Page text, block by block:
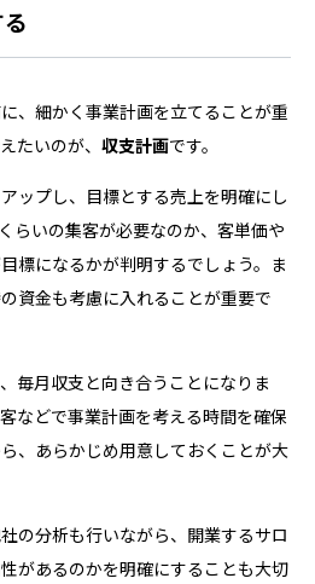
、細かく事業計画を立てることが重
たいのが、 収支計画です。
ップし、目標とする売上を明確にし
らいの集客が必要なのか、客単価や
標になるかが判明するでしょう。ま
資金も考慮に入れることが重要で
毎月収支と向き合うことになりま
などで事業計画を考える時間を確保
、あらかじめ用意しておくことが大
の分析も行いながら、開業するサロ
があるのかを明確にすることも大切